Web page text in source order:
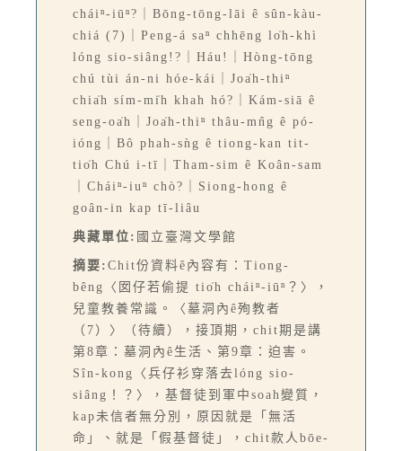
cháiⁿ-iūⁿ?｜Bōng-tōng-lāi ê sûn-kàu-
chiá (7)｜Peng-á saⁿ chhēng lo̍h-khì
lóng sio-siâng!?｜Háu!｜Hòng-tōng
chú tùi án-ni hóe-kái｜Joa̍h-thiⁿ
chia̍h sím-mi̍h khah hó?｜Kám-siā ê
seng-oa̍h｜Joa̍h-thiⁿ thâu-mn̂g ê pó-
ióng｜Bô phah-sǹg ê tiong-kan tit-
tio̍h Chú i-tī｜Tham-sim ê Koân-sam
｜Cháiⁿ-iuⁿ chò?｜Siong-hong ê
goân-in kap tī-liâu
典藏單位: 國立臺灣文學館
摘要: Chit份資料ê內容有：Tiong-
bêng〈囡仔若偷提 tio̍h cháiⁿ-iūⁿ？〉，
兒童教養常識。〈墓洞內ê殉教者
（7）〉（待續），接頂期，chit期是講
第8章：墓洞內ê生活、第9章：迫害。
Sîn-kong〈兵仔衫穿落去lóng sio-
siâng！？〉，基督徒到軍中soah變質，
kap未信者無分別，原因就是「無活
命」、就是「假基督徒」，chit款人bōe-